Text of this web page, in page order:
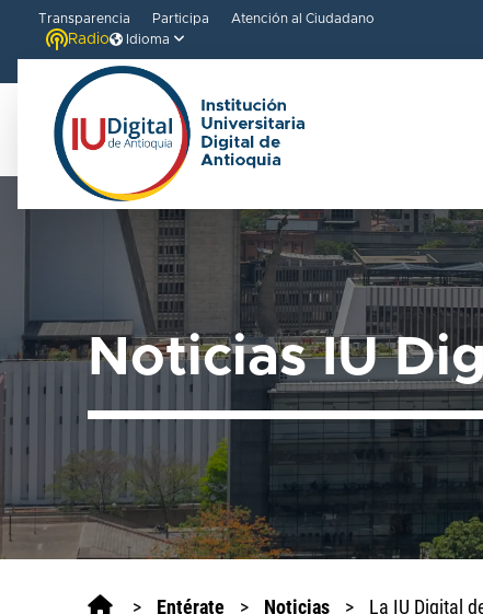
Bienvenido
One
Accesibilidad
Para
iniciar
lector
de
pantalla
Transparencia Participa Atención al Ciudadano
Radio Idioma
Noticias IU
> Entérate > Noticias > La IU Digital